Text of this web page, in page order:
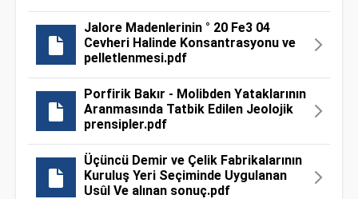
Jalore Madenlerinin ° 20 Fe3 04
Cevheri Halinde Konsantrasyonu ve
pelletlenmesi.pdf
Porfirik Bakır - Molibden Yataklarının
Aranmasında Tatbik Edilen Jeolojik
prensipler.pdf
Üçüncü Demir ve Çelik Fabrikalarının
Kuruluş Yeri Seçiminde Uygulanan
Usûl Ve alınan sonuç.pdf